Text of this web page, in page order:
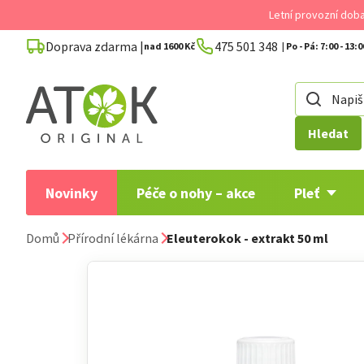
na
obsah
Letní provozní
Doprava zdarma | nad 1600 Kč 475 501 348
Hledat
Novinky Péče o nohy – akce Pleť
Domů Přírodní lékárna Eleuterokok - extrakt50 ml